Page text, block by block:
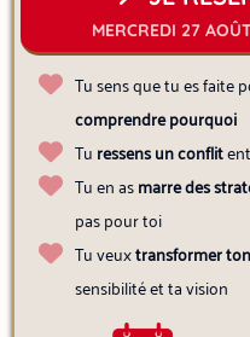
MERCREDI 27
Tu sens que tu es faite
comprendre pourquoi
Tu ressens un conflit
Tu en asmarre des
pas pour toi
Tu veuxtransformer
sensibilité et ta vision